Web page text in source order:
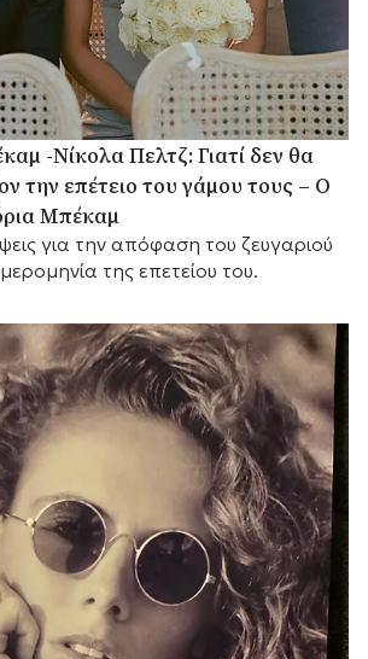
-Νίκολα Πελτζ: Γιατί δεν θα
την επέτειο του γάμου τους – Ο
Μπέκαμ
για την απόφαση του ζευγαριού
της επετείου του.